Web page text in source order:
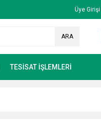
Üye Girişi
ARA
TESİSAT İŞLEMLERİ